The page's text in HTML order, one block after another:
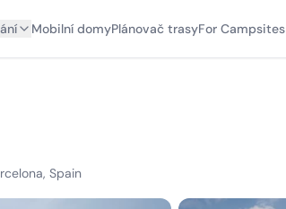
Mobilní domyPlánovač trasyFor Campsites
Spain